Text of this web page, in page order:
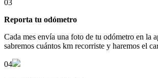
03
Reporta tu odómetro
Cada mes envía una foto de tu odómetro en la
sabremos cuántos km recorriste y haremos el
04